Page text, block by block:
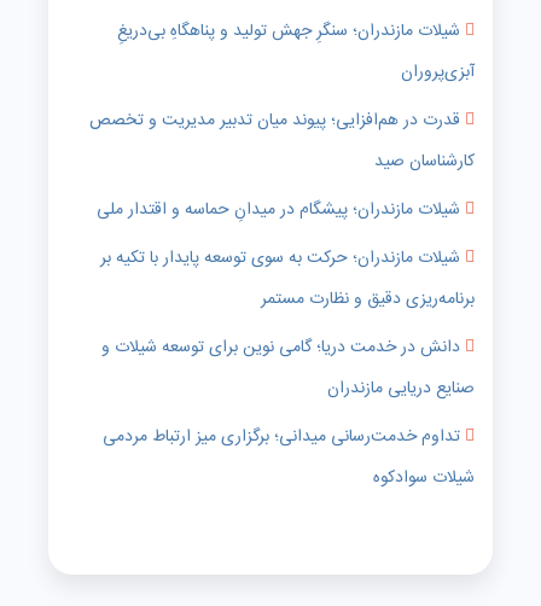
شیلات مازندران؛ سنگرِ جهش تولید و پناهگاهِ بی‌دریغِ
آبزی‌پروران
قدرت در هم‌افزایی؛ پیوند میان تدبیر مدیریت و تخصص
کارشناسان صید
شیلات مازندران؛ پیشگام در میدانِ حماسه و اقتدار ملی
شیلات مازندران؛ حرکت به سوی توسعه پایدار با تکیه بر
برنامه‌ریزی دقیق و نظارت مستمر
دانش در خدمت دریا؛ گامی نوین برای توسعه شیلات و
صنایع دریایی مازندران
تداوم خدمت‌رسانی میدانی؛ برگزاری میز ارتباط مردمی
شیلات سوادکوه